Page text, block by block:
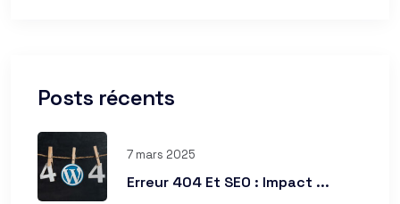
Posts récents
7 mars 2025
Erreur 404 Et SEO : Impact ...